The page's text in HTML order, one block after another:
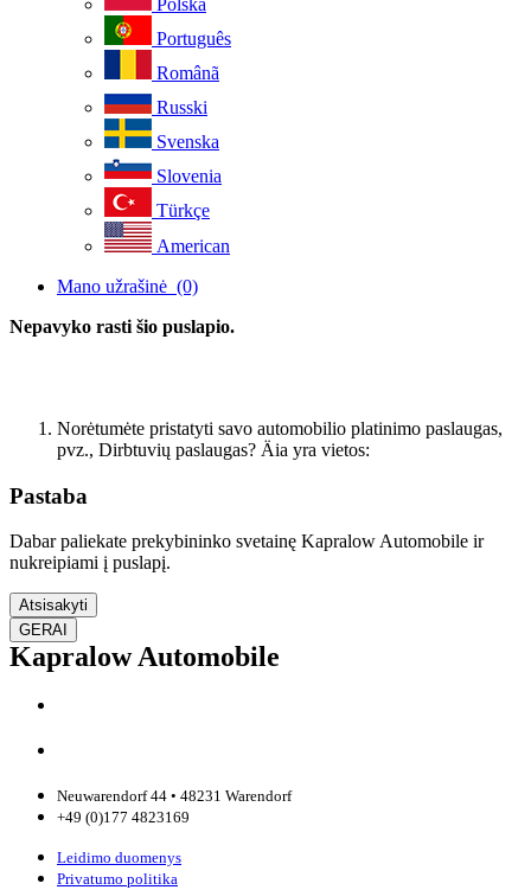
Português
Românã
Russki
Svenska
Slovenia
Türkçe
American
Mano užrašinė (0)
Nepavyko rasti šio puslapio.
Norėtumėte pristatyti savo automobilio platinimo paslaugas,
pvz., Dirbtuvių paslaugas? Äia yra vietos:
Pastaba
Dabar paliekate prekybininko svetainę Kapralow Automobile ir
nukreipiami į puslapį.
Atsisakyti
GERAI
Kapralow Automobile
Neuwarendorf 44 • 48231 Warendorf
+49 (0)177 4823169
Leidimo duomenys
Privatumo politika